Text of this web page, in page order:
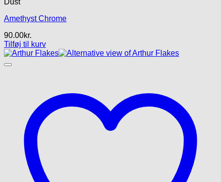
Dust
Amethyst Chrome
90.00kr.
Tilføj til kurv